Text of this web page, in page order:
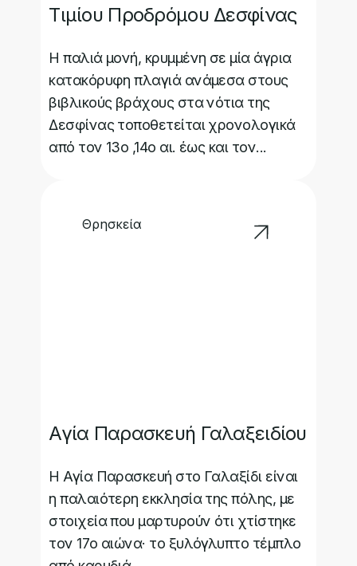
Τιμίου Προδρόμου Δεσφίνας
Η παλιά μονή, κρυμμένη σε μία άγρια
κατακόρυφη πλαγιά ανάμεσα στους
βιβλικούς βράχους στα νότια της
Δεσφίνας τοποθετείται χρονολογικά
από τον 13ο ,14ο αι. έως και τον...
Θρησκεία
Αγία Παρασκευή Γαλαξειδίου
Η Αγία Παρασκευή στο Γαλαξίδι είναι
η παλαιότερη εκκλησία της πόλης, με
στοιχεία που μαρτυρούν ότι χτίστηκε
τον 17ο αιώνα· το ξυλόγλυπτο τέμπλο